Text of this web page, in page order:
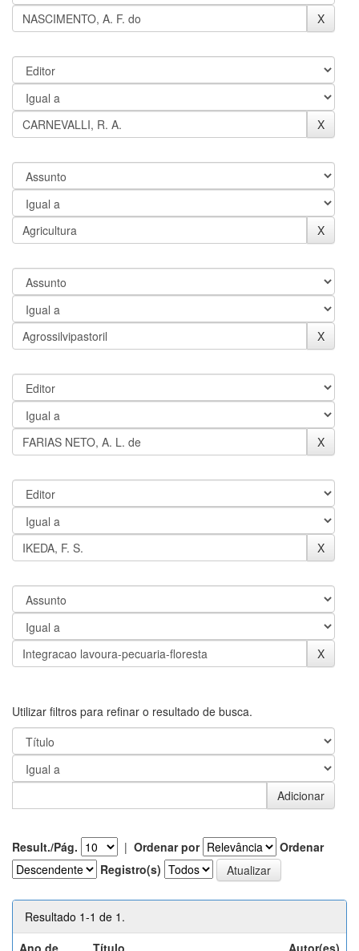
Utilizar filtros para refinar o resultado de busca.
Result./Pág. | Ordenar por
Ordenar
Registro(s)
Resultado 1-1 de 1.
Ano de
Título Autor(es)